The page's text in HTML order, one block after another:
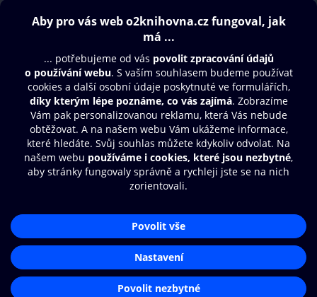
Obsah ke stažení
Moje O2 Knihovna
Další zábava
© O2 Czech Republic a.s.
Přístupnost
Zásady zpracování osobních údajů
Nastavení cookies
Aplikace O2 Knihovna
Čti a poslouchej své e-knihy a
audioknihy rychleji a pohodlněji.